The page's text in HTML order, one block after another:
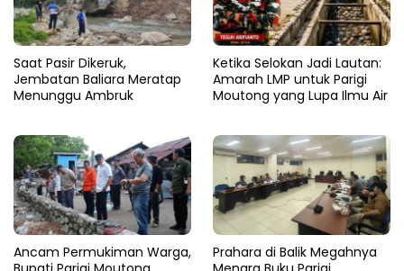
Saat Pasir Dikeruk,
Jembatan Baliara Meratap
Menunggu Ambruk
Ketika Selokan Jadi Lautan:
Amarah LMP untuk Parigi
Moutong yang Lupa Ilmu Air
Ancam Permukiman Warga,
Prahara di Balik Megahnya